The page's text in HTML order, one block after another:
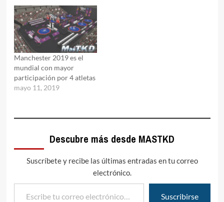
Manchester 2019 es el
mundial con mayor
participación por 4 atletas
mayo 11, 2019
Descubre más desde MASTKD
Suscríbete y recibe las últimas entradas en tu correo
electrónico.
Escribe tu correo electrónico…
Suscribirse